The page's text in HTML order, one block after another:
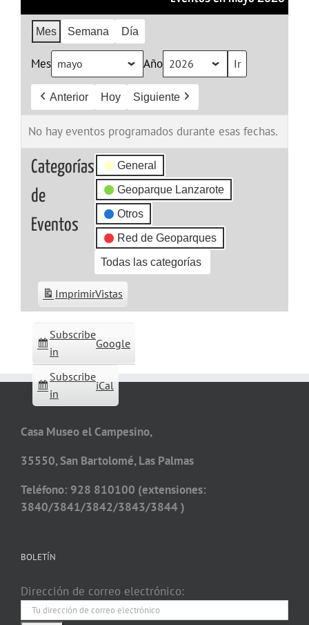
Mes Semana Día
Mes Año
Anterior Hoy Siguiente
No hay eventos programados durante esas fechas.
Categorías
de
Eventos
General
Geoparque Lanzarote
Otros
Red de Geoparques
Todas las categorías
Subscribe
in
Google
Subscribe
in
iCal
ImprimirVistas
Casa Museo el Campesino,
35550, San Bartolomé, Las Palmas
Teléfono: 928 810100 (extensiones:
3840/3841/3842/3843/3844 )
BOLETÍN
Dirección de correo electrónico: